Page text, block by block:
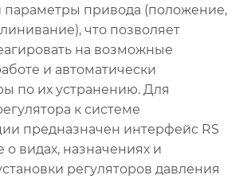
параметры привода (положение,
что позволяет
на возможные
и автоматически
по их устранению. Для
к системе
предназначен интерфейс RS
видах, назначениях и
регуляторов давления